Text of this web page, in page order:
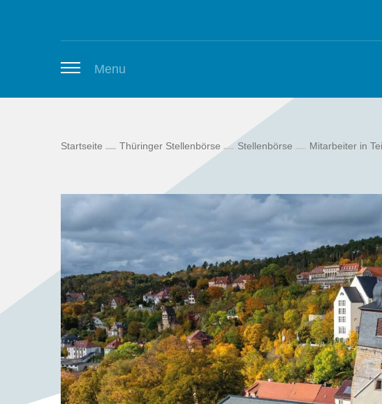
Menu
Thüringer Stellenbörse
Newsletter
Startseite Thüringer Stellenbörse Stellenbörse Mitarbeiter in